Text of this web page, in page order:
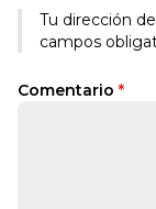
Tu dirección
campos
Comentario *